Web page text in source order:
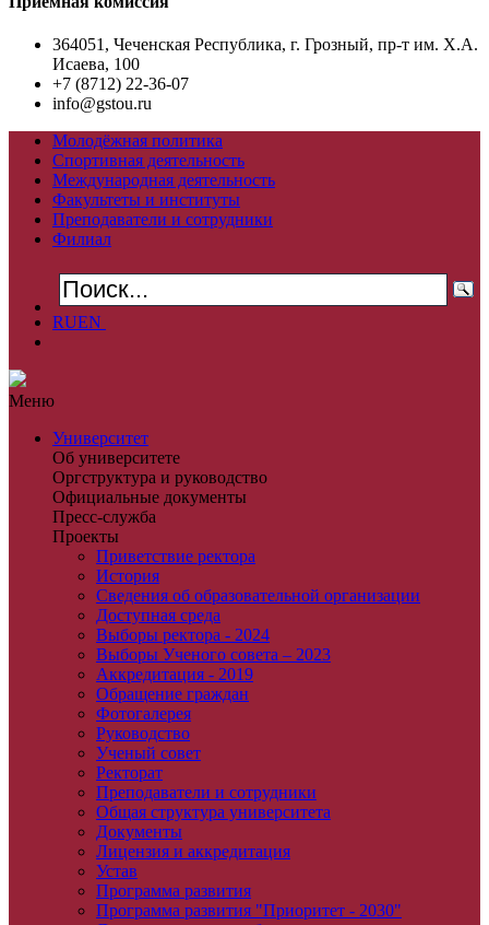
364051, Чеченская Республика, г. Грозный, пр-т им. Х.А.
Исаева, 100
+7 (8712) 22-36-07
info@gstou.ru
Молодёжная политика
Спортивная деятельность
Международная деятельность
Факультеты и институты
Преподаватели и сотрудники
Филиал
RUEN
Меню
Университет
Об университете
Оргструктура и руководство
Официальные документы
Пресс-служба
Проекты
Приветствие ректора
История
Сведения об образовательной организации
Доступная среда
Выборы ректора - 2024
Выборы Ученого совета – 2023
Аккредитация - 2019
Обращение граждан
Фотогалерея
Руководство
Ученый совет
Ректорат
Преподаватели и сотрудники
Общая структура университета
Документы
Лицензия и аккредитация
Устав
Программа развития
Программа развития "Приоритет - 2030"